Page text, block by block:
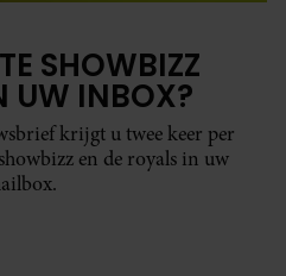
SHOWBIZZ
UW INBOX?
krijgt u twee keer per
en de royals in uw